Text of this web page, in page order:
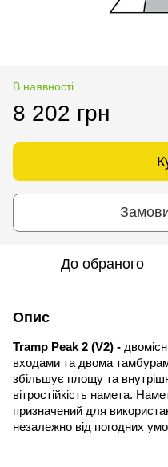
В наявності
8 202 грн
До обраного
Опис
Tramp Peak 2 (V2) -
входами та двома
збільшує площу та
вітростійкість намета.
призначений для
незалежно від погодних